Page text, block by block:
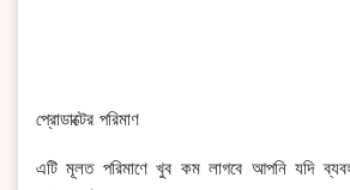
প্রোডাক্টের পরিমাণ
এটি মূলত পরিমাণে খুব কম লাগবে আপনি যদি